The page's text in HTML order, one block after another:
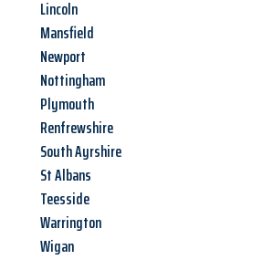
Lincoln
Mansfield
Newport
Nottingham
Plymouth
Renfrewshire
South Ayrshire
St Albans
Teesside
Warrington
Wigan